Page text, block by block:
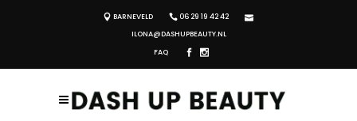
BARNEVELD
06 29 19 42 42
ILONA@DASHUPBEAUTY.NL
FAQ